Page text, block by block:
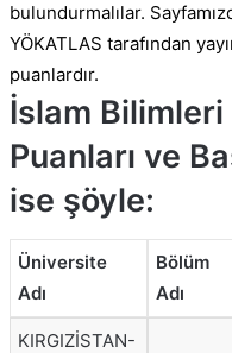
bulundurmalılar.
YÖKATLAS tarafından
puanlardır.
İslam
Puanları ve
ise şöyle:
Üniversite
Adı
Bölüm
Adı
KIRGIZİSTAN-